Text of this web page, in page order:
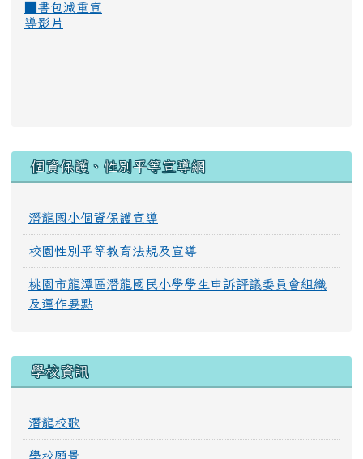
書包減重宣
導影片
個資保護、性別平等宣導網
潛龍國小個資保護宣導
校園性別平等教育法規及宣導
桃園市龍潭區潛龍國民小學學生申訴評議委員會組織
及運作要點
學校資訊
潛龍校歌
學校願景